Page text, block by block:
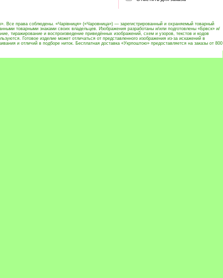
Все права соблюдены. «Чарівниця» («Чаровница») — зарегистрированный и охраняемый товарный
товарными знаками своих владельцев. Изображения разработаны и/или подготовлены «Брвск» и/
тиражирование и воспроизведение приведённых изображений, схем и узоров, текстов и кодов
Готовое изделие может отличаться от представленного изображения из-за искажений в
и отличий в подборе ниток. Бесплатная доставка «Укрпоштою» предоставляется на заказы от 800